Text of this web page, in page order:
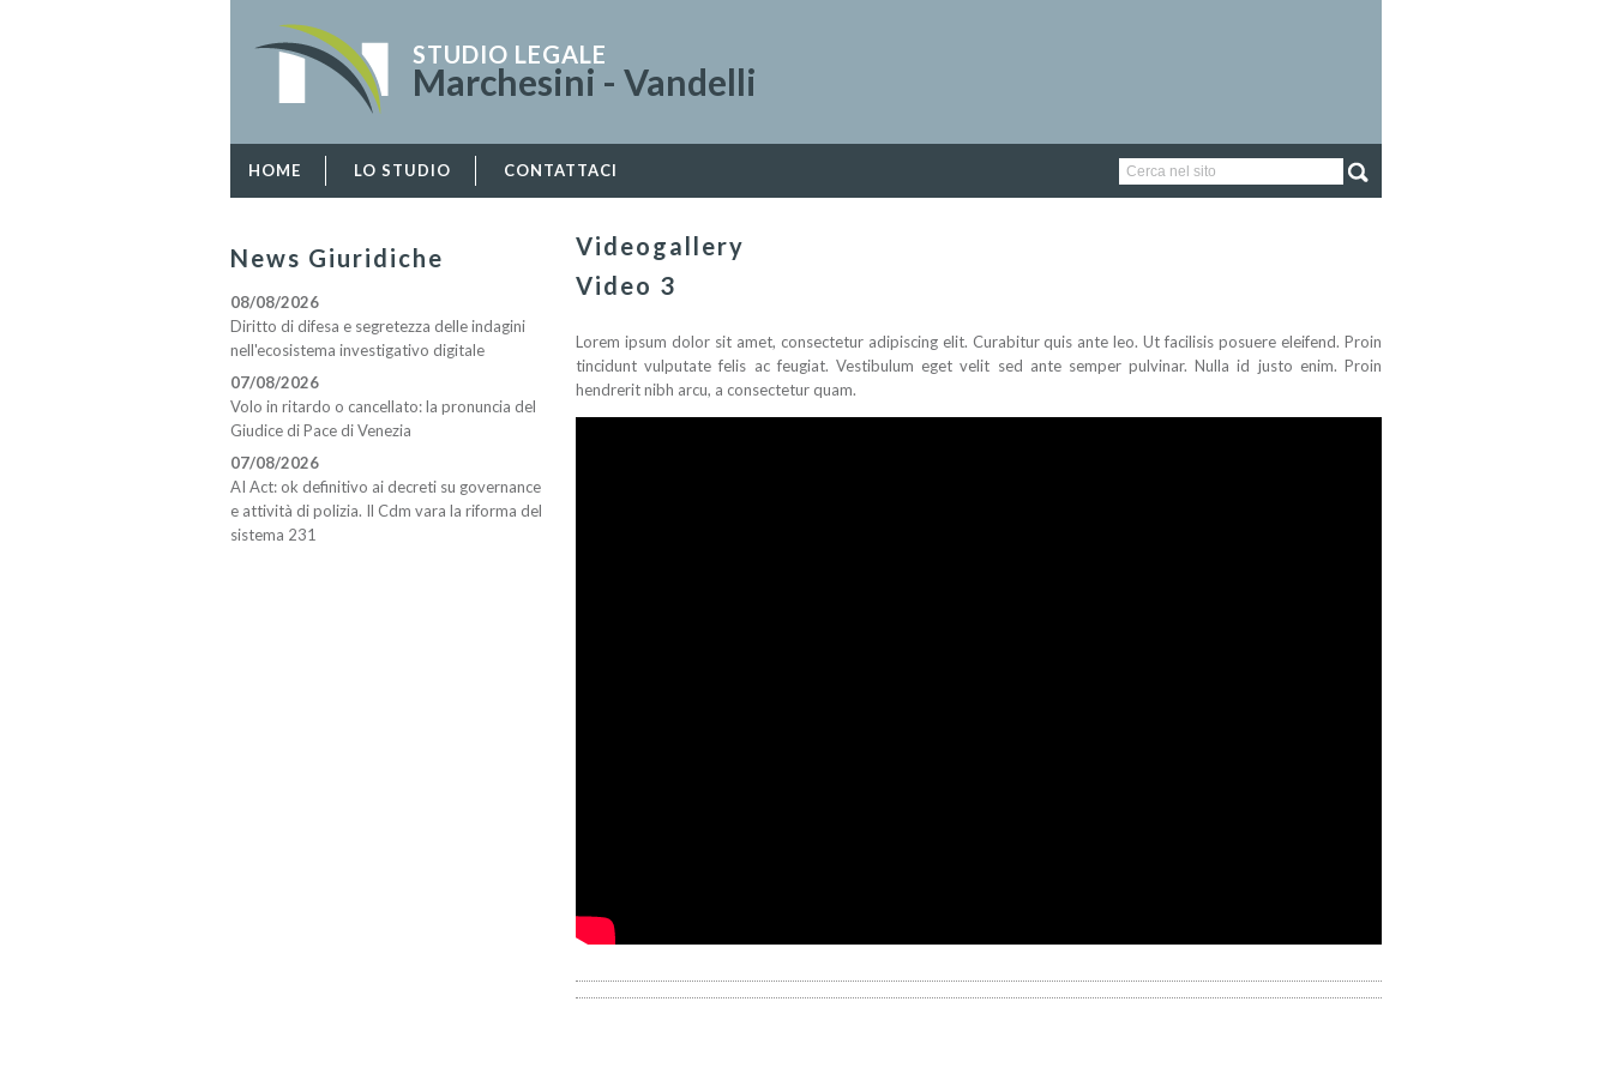
STUDIO LEGALE
Marchesini - Vandelli
HOME LO STUDIO CONTATTACI
Videogallery
Video 3
Lorem ipsum dolor sit amet, consectetur adipiscing elit. Curabitur quis ante leo. Ut facilisis posuere eleifend. Proin
tincidunt vulputate felis ac feugiat. Vestibulum eget velit sed ante semper pulvinar. Nulla id justo enim. Proin
hendrerit nibh arcu, a consectetur quam.
News Giuridiche
08/08/2026
Diritto di difesa e segretezza delle indagini
nell'ecosistema investigativo digitale
07/08/2026
Volo in ritardo o cancellato: la pronuncia del
Giudice di Pace di Venezia
07/08/2026
AI Act: ok definitivo ai decreti su governance
e attività di polizia. Il Cdm vara la riforma del
sistema 231